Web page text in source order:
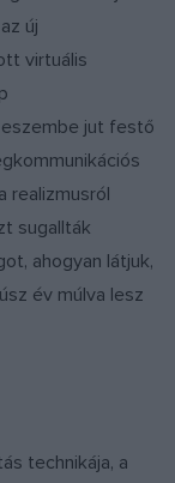
új
virtuális
jut festő
realizmusról
sugallták
ahogyan látjuk,
év múlva lesz
technikája, a